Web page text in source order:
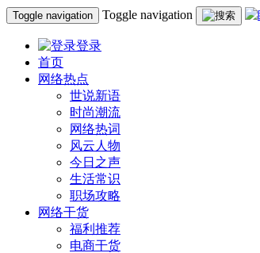
Toggle navigation Toggle navigation
登录
首页
网络热点
世说新语
时尚潮流
网络热词
风云人物
今日之声
生活常识
职场攻略
网络干货
福利推荐
电商干货